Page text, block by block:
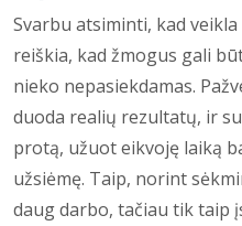
Svarbu atsiminti, kad
reiškia, kad žmogus gali
nieko nepasiekdamas.
duoda realių rezultatų, ir
protą, užuot eikvoję laiką
užsiėmę. Taip, norint
daug darbo, tačiau tik taip